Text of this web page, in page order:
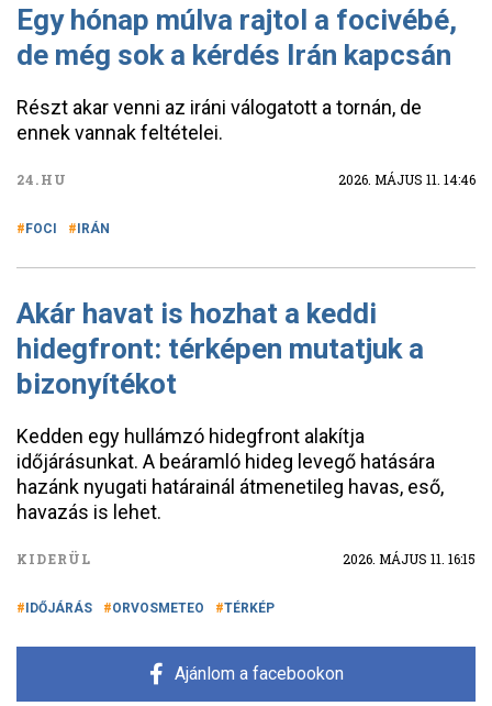
Egy hónap múlva rajtol a focivébé,
de még sok a kérdés Irán kapcsán
Részt akar venni az iráni válogatott a tornán, de
ennek vannak feltételei.
24.HU 2026. MÁJUS 11. 14:46
FOCI IRÁN
Akár havat is hozhat a keddi
hidegfront: térképen mutatjuk a
bizonyítékot
Kedden egy hullámzó hidegfront alakítja
időjárásunkat. A beáramló hideg levegő hatására
hazánk nyugati határainál átmenetileg havas, eső,
havazás is lehet.
KIDERÜL 2026. MÁJUS 11. 16:15
IDŐJÁRÁS ORVOSMETEO TÉRKÉP
Ajánlom a facebookon